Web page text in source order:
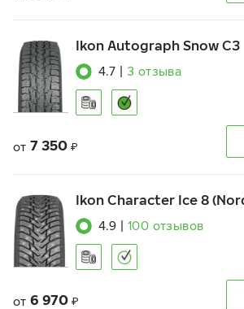
Ikon Autograph Snow C3
4.7 3 отзыва
от 7 350 ₽
Ikon Character Ice 8
4.9 100 отзывов
от 6 970 ₽